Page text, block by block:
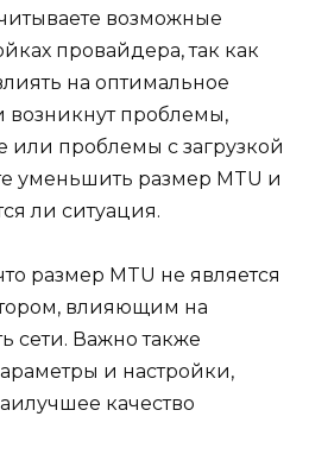
возможные
провайдера, так как
на оптимальное
возникнут проблемы,
или проблемы с загрузкой
уменьшить размер MTU и
ли ситуация.
размер MTU не является
влияющим на
сети. Важно также
и настройки,
качество